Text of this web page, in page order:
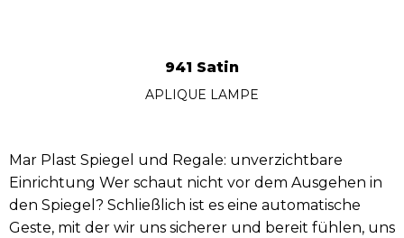
941 Satin
APLIQUE LAMPE
Mar Plast Spiegel und Regale: unverzichtbare
Einrichtung Wer schaut nicht vor dem Ausgehen in
den Spiegel? Schließlich ist es eine automatische
Geste, mit der wir uns sicherer und bereit fühlen, uns